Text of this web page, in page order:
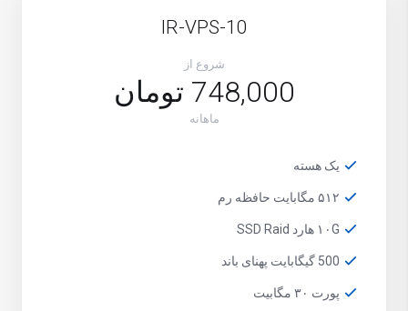
IR-VPS-10
شروع از
748,000 تومان
ماهانه
یک هسته
۵۱۲ مگابایت حافظه رم
۱۰G هارد SSD Raid
500 گیگابایت پهنای باند
پورت ۳۰ مگابیت